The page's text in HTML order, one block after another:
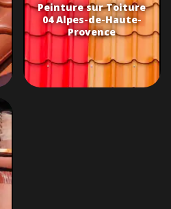
Peinture sur Toiture
04 Alpes-de-Haute-
Provence